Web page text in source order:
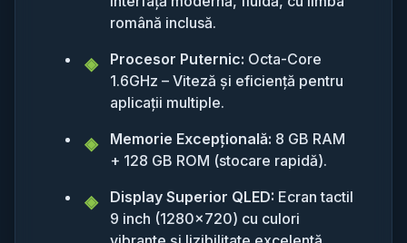
română inclusă.
Procesor Puternic: Octa-Core
1.6GHz – Viteză și eficiență pentru
aplicații multiple.
Memorie Excepțională: 8 GB RAM
+ 128 GB ROM (stocare rapidă).
Display Superior QLED: Ecran tactil
9 inch (1280x720) cu culori